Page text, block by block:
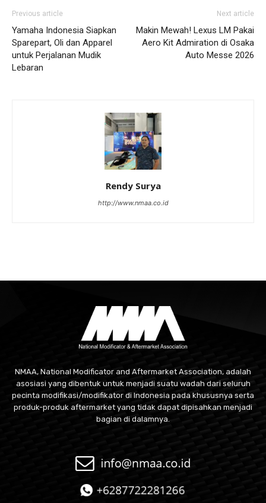
Previous article
Yamaha Indonesia Siapkan
Sparepart, Oli dan Apparel
untuk Perjalanan Mudik
Lebaran
Next article
Makin Mewah! Lexus LM Pakai
Aero Kit Admiration di Osaka
Auto Messe 2026
Rendy Surya
http://www.nmaa.co.id
NMAA, National Modificator and Aftermarket Association, adalah
asosiasi yang dibentuk untuk menjadi suatu wadah dari seluruh
pecinta modifikasi/modifikator di Indonesia pada khususnya serta
produk-produk aftermarket yang tidak dapat dipisahkan menjadi
bagian di dalamnya.